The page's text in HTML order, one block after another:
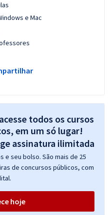
e Mac
todos os cursos
em um só lugar!
seu bolso. São mais de 25
de concursos públicos, com
hoje